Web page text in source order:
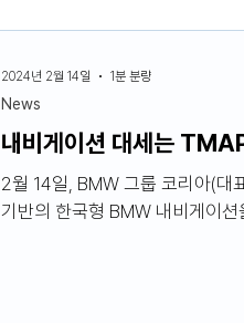
내비게이션 대세는
2월 14일, BMW 그룹 코리아(대
기반의 한국형 BMW 내비게이
News
2024년 2월 14일 1분 분량